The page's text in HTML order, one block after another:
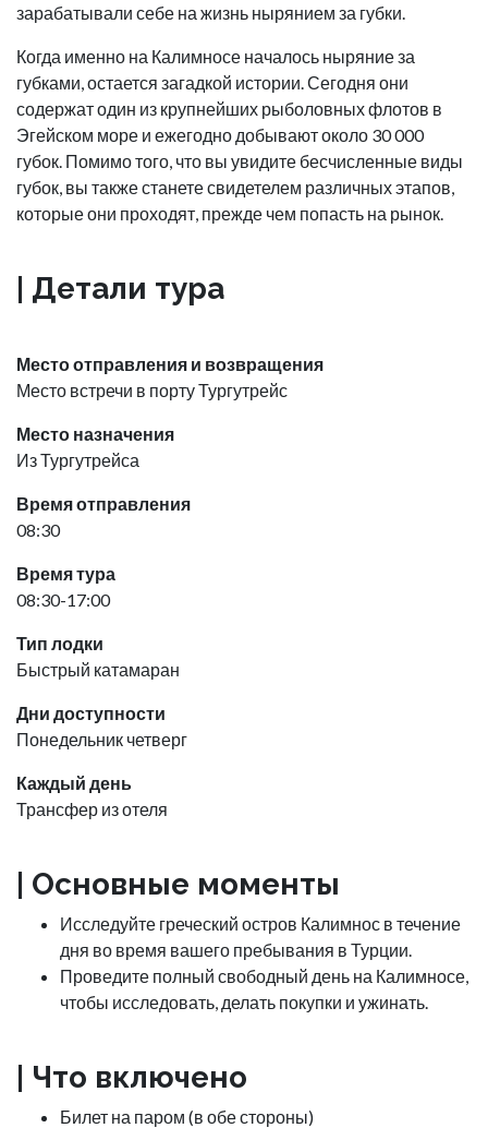
зарабатывали себе на жизнь нырянием за губки.
Когда именно на Калимносе началось ныряние за
губками, остается загадкой истории. Сегодня они
содержат один из крупнейших рыболовных флотов в
Эгейском море и ежегодно добывают около 30 000
губок. Помимо того, что вы увидите бесчисленные виды
губок, вы также станете свидетелем различных этапов,
которые они проходят, прежде чем попасть на рынок.
| Детали тура
Место отправления и возвращения
Место встречи в порту Тургутрейс
Место назначения
Из Тургутрейса
Время отправления
08:30
Время тура
08:30-17:00
Тип лодки
Быстрый катамаран
Дни доступности
Понедельник четверг
Каждый день
Трансфер из отеля
| Основные моменты
Исследуйте греческий остров Калимнос в течение
дня во время вашего пребывания в Турции.
Проведите полный свободный день на Калимносе,
чтобы исследовать, делать покупки и ужинать.
| Что включено
Билет на паром (в обе стороны)